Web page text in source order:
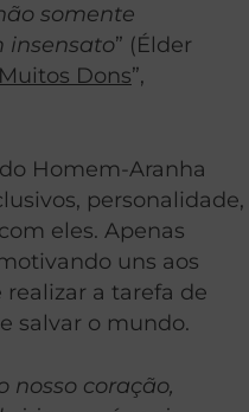
somente
insensato” (Élder
Dons”,
Homem-Aranha
personalidade,
eles. Apenas
uns aos
realizar a tarefa de
salvar o mundo.
nosso coração,